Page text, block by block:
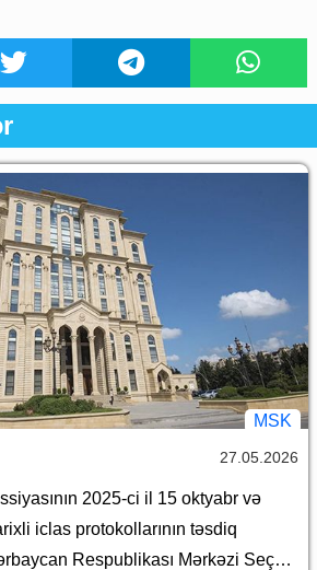
MSK
27.05.2026
2025-ci il 15 oktyabr və
iclas protokollarının təsdiq
Respublikası Mərkəzi Seçki